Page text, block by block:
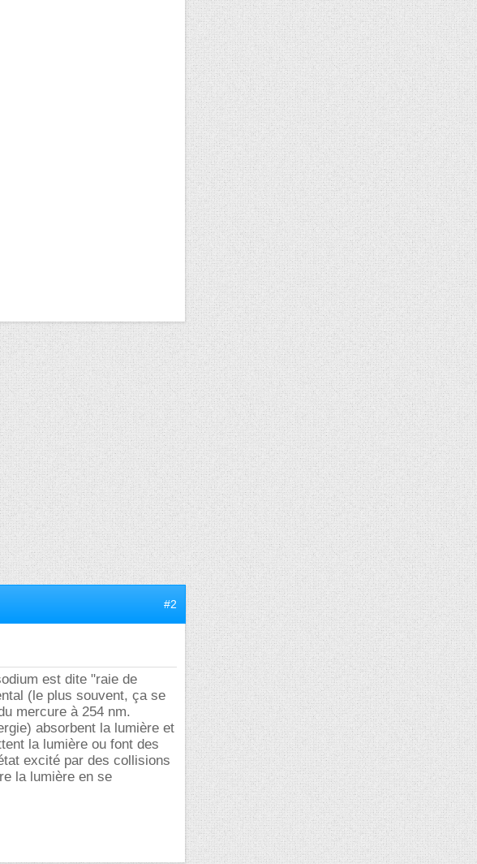
#2
est dite "raie de
(le plus souvent, ça se
mercure à 254 nm.
absorbent la lumière et
la lumière ou font des
excité par des collisions
la lumière en se